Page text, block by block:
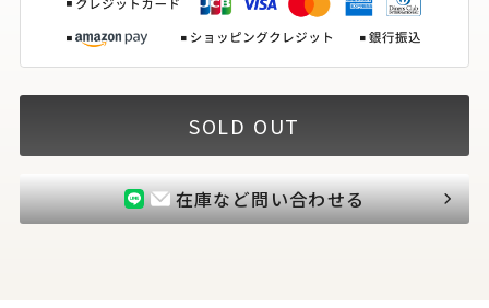
SOLD OUT
在庫など問い合わせる